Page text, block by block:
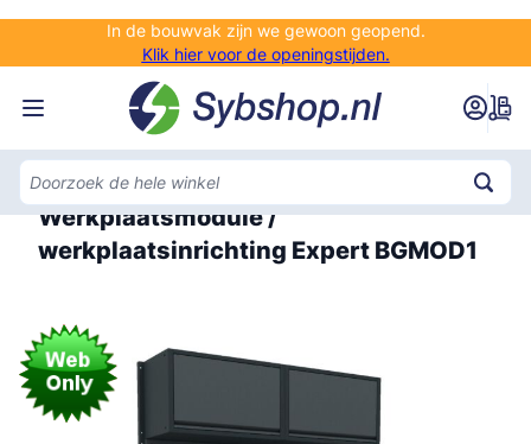
In de bouwvak zijn we gewoon geopend.
Klik hier voor de openingstijden.
Werkplaatsmodule /
werkplaatsinrichting Expert BGMOD1